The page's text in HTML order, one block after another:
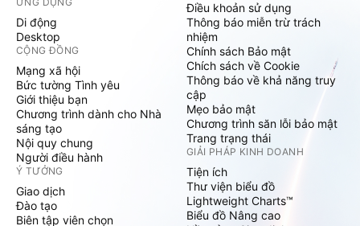
Di động
Desktop
CỘNG ĐỒNG
Mạng xã hội
Bức tường Tình yêu
Giới thiệu bạn
Chương trình dành cho Nhà
sáng tạo
Nội quy chung
Người điều hành
Ý TƯỞNG
Giao dịch
Đào tạo
Biên tập viên chọn
Điều khoản sử dụng
Thông báo miễn trừ trách
nhiệm
Chính sách Bảo mật
Chích sách về Cookie
Thông báo về khả năng truy
cập
Mẹo bảo mật
Chương trình săn lỗi bảo mật
Trang trạng thái
GIẢI PHÁP KINH DOANH
Tiện ích
Thư viện biểu đồ
Lightweight Charts™
Biểu đồ Nâng cao